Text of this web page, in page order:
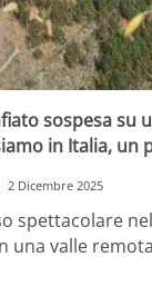
sospesa su
in Italia, un
2 Dicembre 2025
spettacolare
una valle